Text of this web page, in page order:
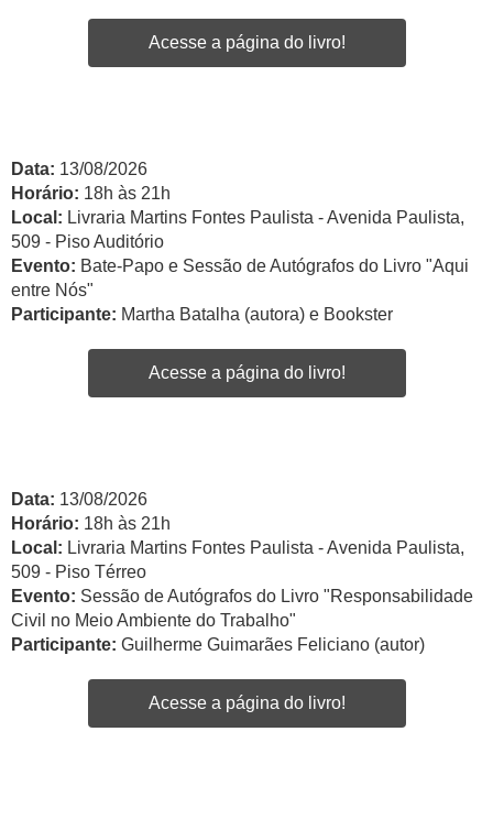
Acesse a página do livro!
Data: 13/08/2026
Horário: 18h às 21h
Local: Livraria Martins Fontes Paulista - Avenida Paulista,
509 - Piso Auditório
Evento: Bate-Papo e Sessão de Autógrafos do Livro "Aqui
entre Nós"
Participante: Martha Batalha (autora) e Bookster
Acesse a página do livro!
Data: 13/08/2026
Horário: 18h às 21h
Local: Livraria Martins Fontes Paulista - Avenida Paulista,
509 - Piso Térreo
Evento: Sessão de Autógrafos do Livro "Responsabilidade
Civil no Meio Ambiente do Trabalho"
Participante: Guilherme Guimarães Feliciano (autor)
Acesse a página do livro!